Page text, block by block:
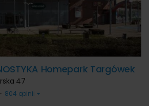
Homepark Targówek
47
• 804 opinii